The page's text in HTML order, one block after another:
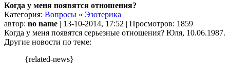
Когда у меня появятся отношения?
Категория: Вопросы » Эзотерика
автор: no name | 13-10-2014, 17:52 | Просмотров: 1859
Когда у меня появятся серьезные отношения? Юля, 10.06.1987.
Другие новости по теме:
{related-news}